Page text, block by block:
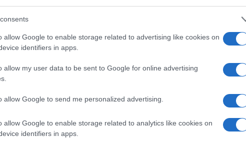
allow Google to enable storage related to advertising like cookies on
identifiers in apps.
allow my user data to be sent to Google for online advertising
allow Google to send me personalized advertising.
allow Google to enable storage related to analytics like cookies on
identifiers in apps.